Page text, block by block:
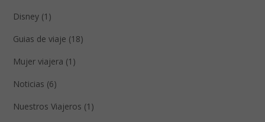
Disney (1)
Guias de viaje (18)
Mujer viajera (1)
Noticias (6)
Nuestros Viajeros (1)